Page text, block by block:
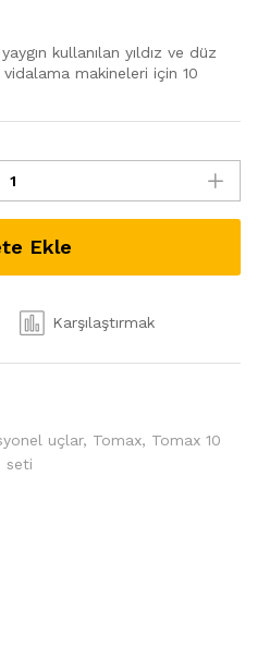
kullanılan yıldız ve düz
makineleri için 10
Ekle
Karşılaştırmak
uçlar, Tomax, Tomax 10
seti